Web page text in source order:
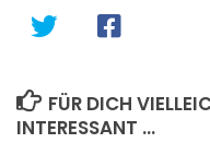
FÜR DICH
INTERESSANT …